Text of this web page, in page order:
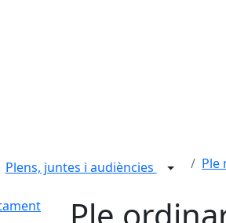
Plens, juntes i audiències Ple